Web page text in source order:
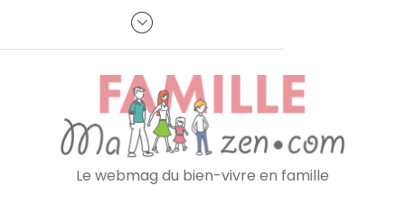
Je m'inscris à la newsletter
Le webmag du bien-vivre en famille
Panneau de gestion des cookies